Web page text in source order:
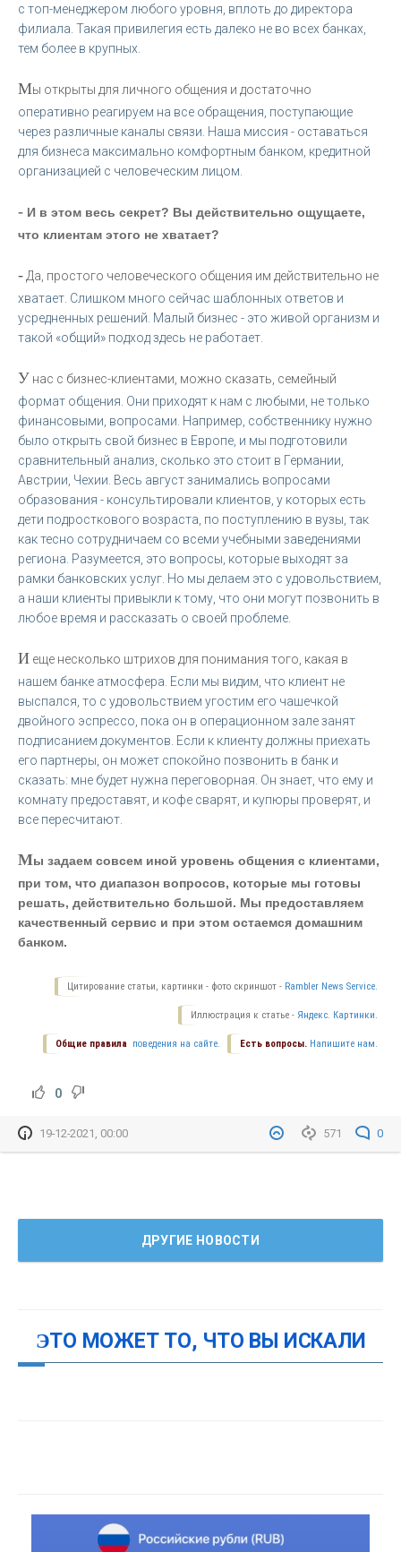
с топ-менеджером любого уровня, вплоть до директора
филиала. Такая привилегия есть далеко не во всех банках,
тем более в крупных.
Мы открыты для личного общения и достаточно
оперативно реагируем на все обращения, поступающие
через различные каналы связи. Наша миссия - оставаться
для бизнеса максимально комфортным банком, кредитной
организацией с человеческим лицом.
- И в этом весь секрет? Вы действительно ощущаете,
что клиентам этого не хватает?
- Да, простого человеческого общения им действительно не
хватает. Слишком много сейчас шаблонных ответов и
усредненных решений. Малый бизнес - это живой организм и
такой «общий» подход здесь не работает.
У нас с бизнес-клиентами, можно сказать, семейный
формат общения. Они приходят к нам с любыми, не только
финансовыми, вопросами. Например, собственнику нужно
было открыть свой бизнес в Европе, и мы подготовили
сравнительный анализ, сколько это стоит в Германии,
Австрии, Чехии. Весь август занимались вопросами
образования - консультировали клиентов, у которых есть
дети подросткового возраста, по поступлению в вузы, так
как тесно сотрудничаем со всеми учебными заведениями
региона. Разумеется, это вопросы, которые выходят за
рамки банковских услуг. Но мы делаем это с удовольствием,
а наши клиенты привыкли к тому, что они могут позвонить в
любое время и рассказать о своей проблеме.
И еще несколько штрихов для понимания того, какая в
нашем банке атмосфера. Если мы видим, что клиент не
выспался, то с удовольствием угостим его чашечкой
двойного эспрессо, пока он в операционном зале занят
подписанием документов. Если к клиенту должны приехать
его партнеры, он может спокойно позвонить в банк и
сказать: мне будет нужна переговорная. Он знает, что ему и
комнату предоставят, и кофе сварят, и купюры проверят, и
все пересчитают.
Мы задаем совсем иной уровень общения с клиентами,
при том, что диапазон вопросов, которые мы готовы
решать, действительно большой. Мы предоставляем
качественный сервис и при этом остаемся домашним
банком.
Цитирование статьи, картинки - фото скриншот - Rambler News Service.
Иллюстрация к статье - Яндекс. Картинки.
Есть вопросы. Напишите нам.
Общие правила поведения на сайте.
0
571 0
19-12-2021, 00:00
ДРУГИЕ НОВОСТИ
ЭТО МОЖЕТ ТО, ЧТО ВЫ ИСКАЛИ